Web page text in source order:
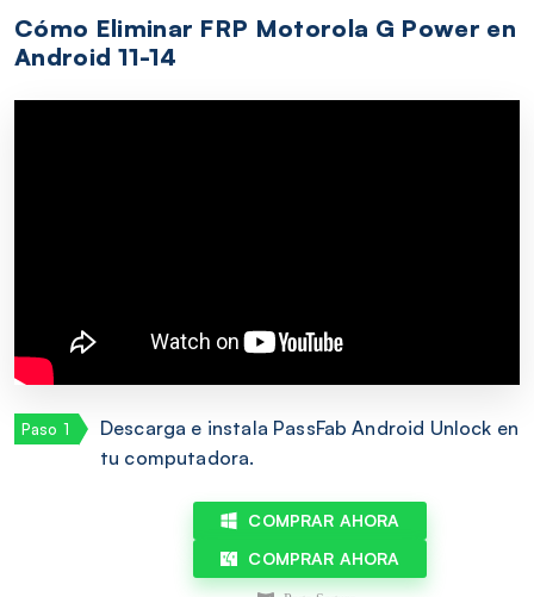
Cómo Eliminar FRP Motorola G Power en
Android 11-14
Descarga e instala PassFab Android Unlock en
tu computadora.
COMPRAR AHORA
COMPRAR AHORA